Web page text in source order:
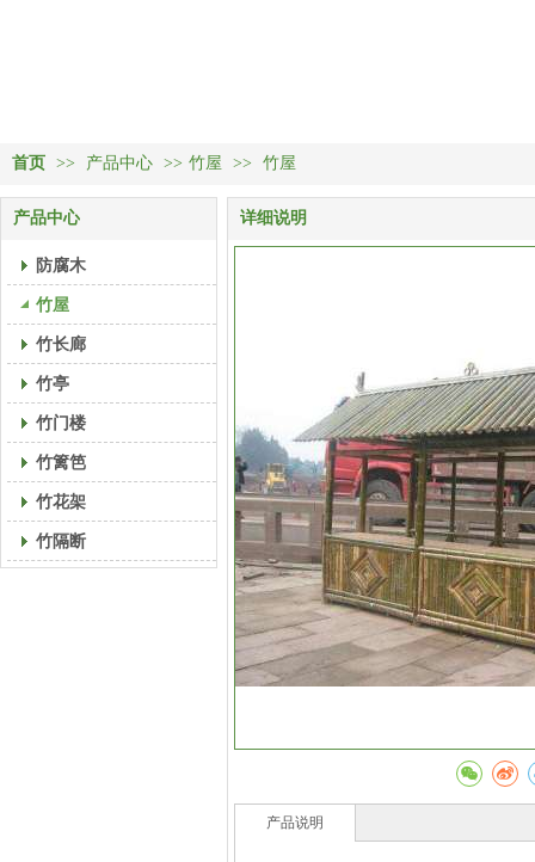
首页 >> 产品中心 >> 竹屋 >> 竹屋
产品中心
防腐木
竹屋
竹长廊
竹亭
竹门楼
竹篱笆
竹花架
竹隔断
详细说明
产品说明